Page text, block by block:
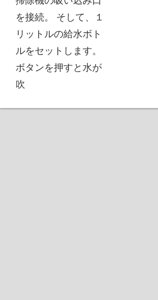
を接続。 そして、１
リットルの給水ボト
ルをセットします。
ボタンを押すと水が
吹